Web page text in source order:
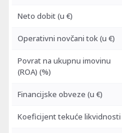
Neto dobit(u €)
Operativni novčani tok(u €)
Povrat na ukupnu imovinu
(ROA) (%)
Financijske obveze (u €)
Koeficijent tekuće likvidnosti